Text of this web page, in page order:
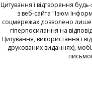
Цитування і відтворення будь-
з веб-сайта "Ізюм
соцмережах дозволено лише
гіперпосилання на
Цитування, використання і
друкованих виданнях),